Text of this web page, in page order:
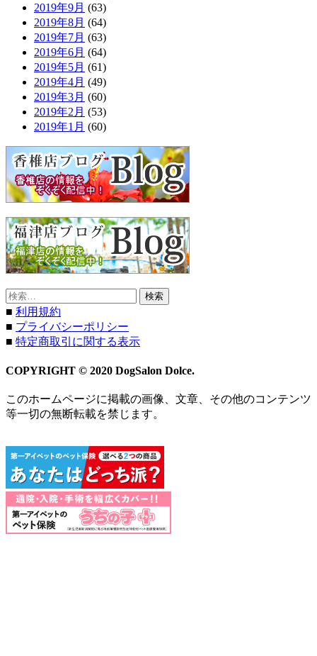
2019年9月 (63)
2019年8月 (64)
2019年7月 (63)
2019年6月 (64)
2019年5月 (61)
2019年4月 (49)
2019年3月 (60)
2019年2月 (53)
2019年1月 (60)
検
索:
■ 利用規約
■ プライバシーポリシー
■ 特定商取引に関する表示
COPYRIGHT © 2020 DogSalon Dolce.
このホームページに掲載の画像、文章、その他のコンテンツ
等一切の無断転載を禁じます。